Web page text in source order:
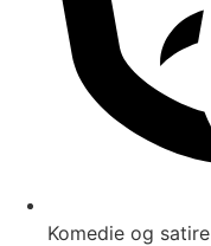
Komedie og satire